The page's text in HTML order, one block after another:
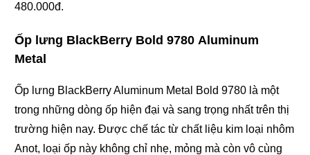
480.000đ.
Ốp lưng BlackBerry Bold 9780 Aluminum
Metal
Ốp lưng BlackBerry Aluminum Metal Bold 9780 là một
trong những dòng ốp hiện đại và sang trọng nhất trên thị
trường hiện nay. Được chế tác từ chất liệu kim loại nhôm
Anot, loại ốp này không chỉ nhẹ, mỏng mà còn vô cùng